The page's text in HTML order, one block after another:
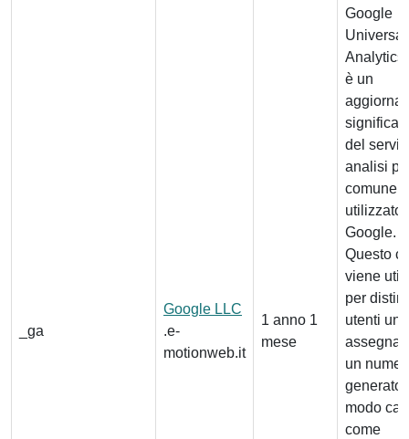
_ga
Google LLC
.e-
motionweb.it
1 anno 1
mese
Google
Universal
è un
del
analisi
utilizzato
Google.
Questo
viene
per
utenti
un
generato
modo
come